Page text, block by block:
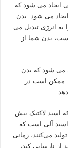
ایجاد می شود که
می شود. بدن
به انرژی تبدیل می
بدن شما از
می شود که بدن
ممکن است در
اسید لاکتیک بیش
اسید آلی است که
می‌کنند، زمانی
از نارسایی کبد،